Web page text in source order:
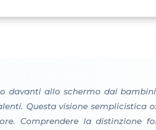
davanti allo schermo dai
Questa visione
Comprendere la distinzione